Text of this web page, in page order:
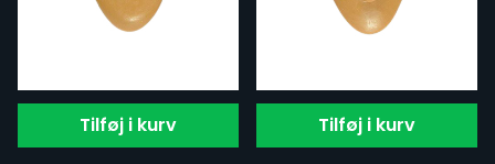
Tilføj i kurv Tilføj i kurv